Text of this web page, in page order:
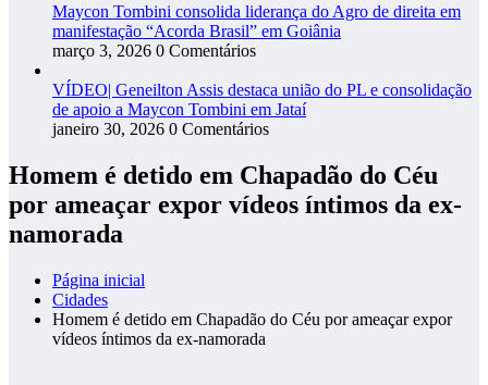
Maycon Tombini consolida liderança do Agro de direita em
manifestação “Acorda Brasil” em Goiânia
março 3, 2026 0 Comentários
VÍDEO| Geneilton Assis destaca união do PL e consolidação
de apoio a Maycon Tombini em Jataí
janeiro 30, 2026 0 Comentários
Homem é detido em Chapadão do Céu
por ameaçar expor vídeos íntimos da ex-
namorada
Página inicial
Cidades
Homem é detido em Chapadão do Céu por ameaçar expor
vídeos íntimos da ex-namorada